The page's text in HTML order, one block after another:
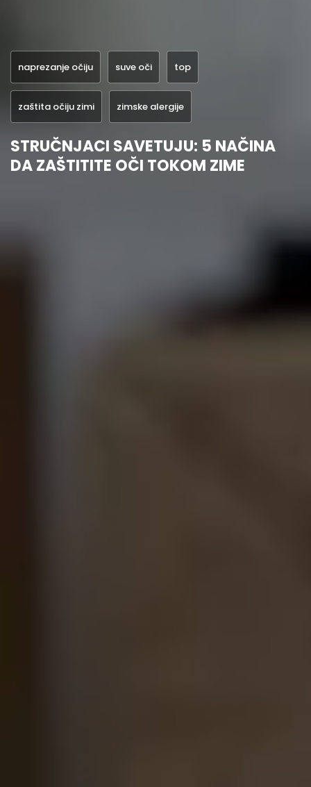
naprezanje očiju suve oči top
zaštita očiju zimi zimske alergije
STRUČNJACI SAVETUJU: 5 NAČINA
DA ZAŠTITITE OČI TOKOM ZIME